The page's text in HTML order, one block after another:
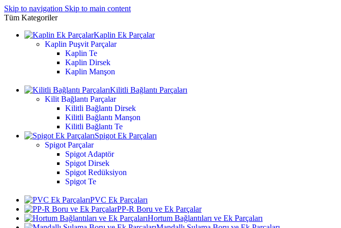
Skip to navigation Skip to main content
Tüm Kategoriler
Kaplin Ek Parçalar
Kaplin Puşvit Parçalar
Kaplin Te
Kaplin Dirsek
Kaplin Manşon
Kilitli Bağlantı Parçaları
Kilit Bağlantı Parçalar
Kilitli Bağlantı Dirsek
Kilitli Bağlantı Manşon
Kilitli Bağlantı Te
Spigot Ek Parçaları
Spigot Parçalar
Spigot Adaptör
Spigot Dirsek
Spigot Redüksiyon
Spigot Te
PVC Ek Parçaları
PP-R Boru ve Ek Parçalar
Hortum Bağlantıları ve Ek Parçaları